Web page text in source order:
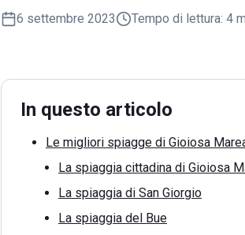
6 settembre 2023 Tempo di lettura: 4
In questo articolo
Le migliori spiagge di Gioiosa
La spiaggia cittadina di Gioiosa
La spiaggia di San Giorgio
La spiaggia del Bue